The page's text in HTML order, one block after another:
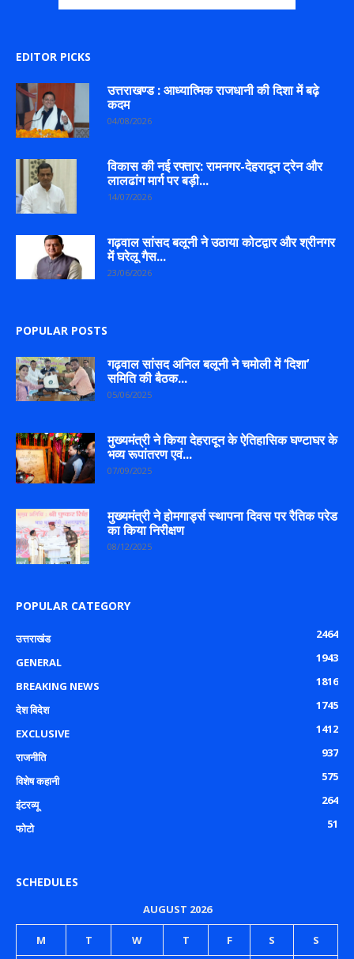
EDITOR PICKS
उत्तराखण्ड : आध्यात्मिक राजधानी की दिशा में बढ़े
कदम
04/08/2026
विकास की नई रफ्तार: रामनगर-देहरादून ट्रेन और
लालढांग मार्ग पर बड़ी...
14/07/2026
गढ़वाल सांसद बलूनी ने उठाया कोटद्वार और श्रीनगर
में घरेलू गैस...
23/06/2026
POPULAR POSTS
गढ़वाल सांसद अनिल बलूनी ने चमोली में ‘दिशा’
समिति की बैठक...
05/06/2025
मुख्यमंत्री ने किया देहरादून के ऐतिहासिक घण्टाघर के
भव्य रूपांतरण एवं...
07/09/2025
मुख्यमंत्री ने होमगार्ड्स स्थापना दिवस पर रैतिक परेड
का किया निरीक्षण
08/12/2025
POPULAR CATEGORY
उत्तराखंड
2464
GENERAL
1943
BREAKING NEWS
1816
देश विदेश
1745
EXCLUSIVE
1412
राजनीति
937
विशेष कहानी
575
इंटरव्यू
264
फोटो
51
SCHEDULES
AUGUST 2026
M T W T F S S